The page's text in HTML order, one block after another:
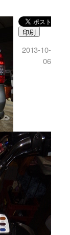
印刷
2013-10-
06